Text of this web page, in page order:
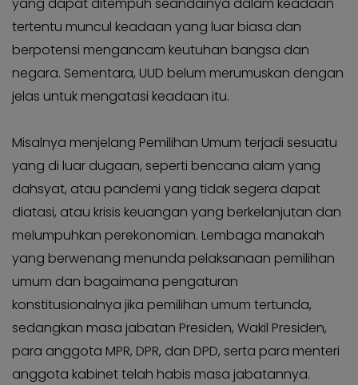
yang dapat ditempuh seandainya dalam keadaan
tertentu muncul keadaan yang luar biasa dan
berpotensi mengancam keutuhan bangsa dan
negara. Sementara, UUD belum merumuskan dengan
jelas untuk mengatasi keadaan itu.
Misalnya menjelang Pemilihan Umum terjadi sesuatu
yang di luar dugaan, seperti bencana alam yang
dahsyat, atau pandemi yang tidak segera dapat
diatasi, atau krisis keuangan yang berkelanjutan dan
melumpuhkan perekonomian. Lembaga manakah
yang berwenang menunda pelaksanaan pemilihan
umum dan bagaimana pengaturan
konstitusionalnya jika pemilihan umum tertunda,
sedangkan masa jabatan Presiden, Wakil Presiden,
para anggota MPR, DPR, dan DPD, serta para menteri
anggota kabinet telah habis masa jabatannya.